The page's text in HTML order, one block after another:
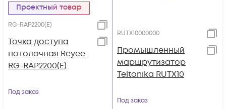
Проектный товар
RG-RAP2200(E)
Точка доступа
потолочная Reyee
RG-RAP2200(E)
Под заказ
RUTX10000000
Промышленный
маршрутизатор
Teltonika RUTX10
Под заказ